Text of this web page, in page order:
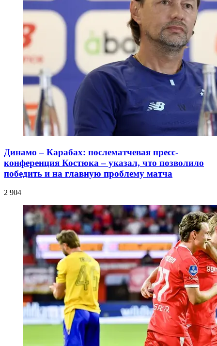
Динамо – Карабах: послематчевая пресс-
конференция Костюка – указал, что позволило
победить и на главную проблему матча
2 904